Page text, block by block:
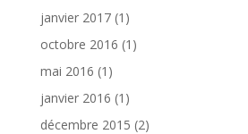
janvier 2017(1)
octobre 2016 (1)
mai 2016 (1)
janvier 2016 (1)
décembre 2015 (2)